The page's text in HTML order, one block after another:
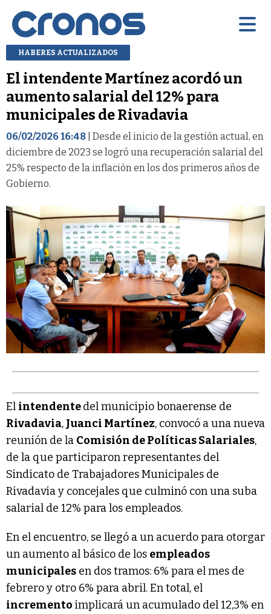
HABERES ACTUALIZADOS
El intendente Martínez acordó un
aumento salarial del 12% para
municipales de Rivadavia
06/02/2026 16:48 | Desde el inicio de la gestión actual, en
diciembre de 2023 se logró una recuperación salarial del
25% respecto de la inflación en los dos primeros años de
Gobierno.
El intendentedel municipio bonaerense de
Rivadavia, Juanci Martínez, convocó a una nueva
reunión de la Comisión de Políticas Salariales,
de la que participaron representantes del
Sindicato de Trabajadores Municipales de
Rivadavia y concejales que culminó con una suba
salarial de 12% para los empleados.
En el encuentro, se llegó a un acuerdo para otorgar
un aumento al básico de los empleados
municipales en dos tramos: 6% para el mes de
febrero y otro 6% para abril. En total, el
incremento implicará un acumulado del 12,3% en